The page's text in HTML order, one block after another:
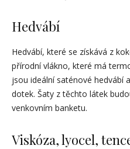
Hedvábí
Hedvábí, které se získává z
přírodní vlákno, které má
jsou ideální saténové hedvábí
dotek. Šaty z těchto látek
venkovním banketu.
Viskóza, lyocel,